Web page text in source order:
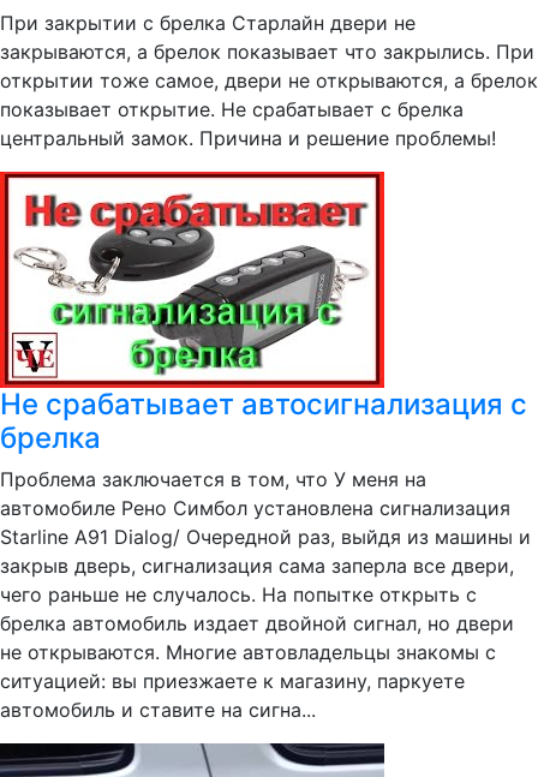
При закрытии с брелка Старлайн двери не
закрываются, а брелок показывает что закрылись. При
открытии тоже самое, двери не открываются, а брелок
показывает открытие. Не срабатывает с брелка
центральный замок. Причина и решение проблемы!
Не срабатывает автосигнализация с
брелка
Проблема заключается в том, что У меня на
автомобиле Рено Симбол установлена сигнализация
Starline A91 Dialog/ Очередной раз, выйдя из машины и
закрыв дверь, сигнализация сама заперла все двери,
чего раньше не случалось. На попытке открыть с
брелка автомобиль издает двойной сигнал, но двери
не открываются. Многие автовладельцы знакомы с
ситуацией: вы приезжаете к магазину, паркуете
автомобиль и ставите на сигна...